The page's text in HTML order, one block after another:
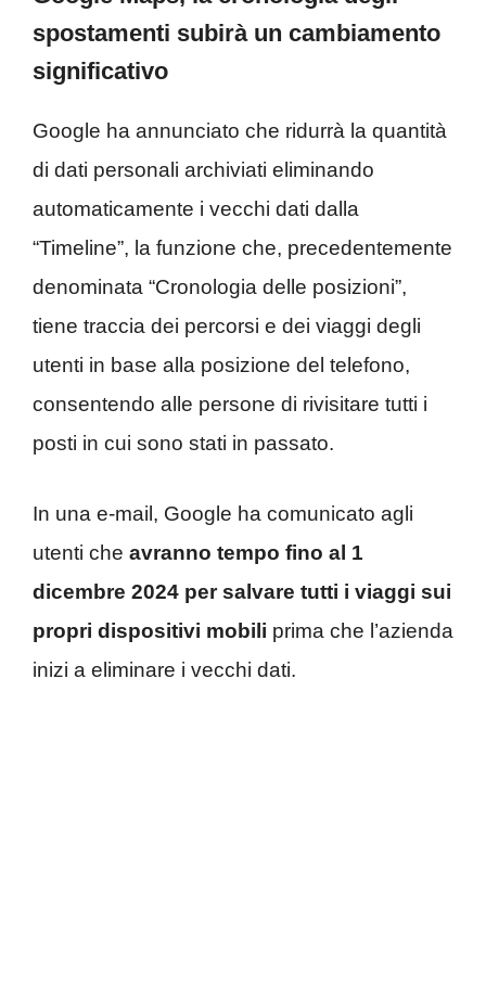
spostamenti subirà un cambiamento
significativo
Google ha annunciato che ridurrà la quantità
di dati personali archiviati eliminando
automaticamente i vecchi dati dalla
“Timeline”, la funzione che, precedentemente
denominata “Cronologia delle posizioni”,
tiene traccia dei percorsi e dei viaggi degli
utenti in base alla posizione del telefono,
consentendo alle persone di rivisitare tutti i
posti in cui sono stati in passato.
In una e-mail, Google ha comunicato agli
utenti che avranno tempo fino al 1
dicembre 2024 per salvare tutti i viaggi sui
propri dispositivi mobili prima che l’azienda
inizi a eliminare i vecchi dati.